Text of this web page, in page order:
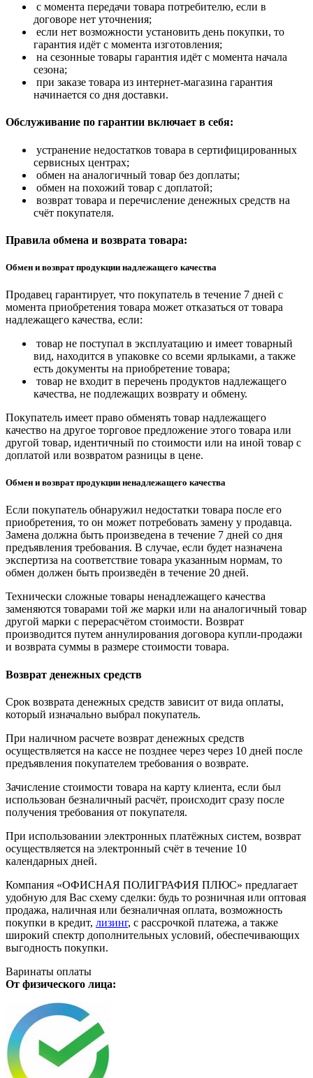
с момента передачи товара потребителю, если в
договоре нет уточнения;
если нет возможности установить день покупки, то
гарантия идёт с момента изготовления;
на сезонные товары гарантия идёт с момента начала
сезона;
при заказе товара из интернет-магазина гарантия
начинается со дня доставки.
Обслуживание по гарантии включает в себя:
устранение недостатков товара в сертифицированных
сервисных центрах;
обмен на аналогичный товар без доплаты;
обмен на похожий товар с доплатой;
возврат товара и перечисление денежных средств на
счёт покупателя.
Правила обмена и возврата товара:
Обмен и возврат продукции надлежащего качества
Продавец гарантирует, что покупатель в течение 7 дней с
момента приобретения товара может отказаться от товара
надлежащего качества, если:
товар не поступал в эксплуатацию и имеет товарный
вид, находится в упаковке со всеми ярлыками, а также
есть документы на приобретение товара;
товар не входит в перечень продуктов надлежащего
качества, не подлежащих возврату и обмену.
Покупатель имеет право обменять товар надлежащего
качество на другое торговое предложение этого товара или
другой товар, идентичный по стоимости или на иной товар с
доплатой или возвратом разницы в цене.
Обмен и возврат продукции ненадлежащего качества
Если покупатель обнаружил недостатки товара после его
приобретения, то он может потребовать замену у продавца.
Замена должна быть произведена в течение 7 дней со дня
предъявления требования. В случае, если будет назначена
экспертиза на соответствие товара указанным нормам, то
обмен должен быть произведён в течение 20 дней.
Технически сложные товары ненадлежащего качества
заменяются товарами той же марки или на аналогичный товар
другой марки с перерасчётом стоимости. Возврат
производится путем аннулирования договора купли-продажи
и возврата суммы в размере стоимости товара.
Возврат денежных средств
Срок возврата денежных средств зависит от вида оплаты,
который изначально выбрал покупатель.
При наличном расчете возврат денежных средств
осуществляется на кассе не позднее через через 10 дней после
предъявления покупателем требования о возврате.
Зачисление стоимости товара на карту клиента, если был
использован безналичный расчёт, происходит сразу после
получения требования от покупателя.
При использовании электронных платёжных систем, возврат
осуществляется на электронный счёт в течение 10
календарных дней.
Компания «ОФИСНАЯ ПОЛИГРАФИЯ ПЛЮС» предлагает
удобную для Вас схему сделки: будь то розничная или оптовая
продажа, наличная или безналичная оплата, возможность
покупки в кредит, лизинг, с рассрочкой платежа, а также
широкий спектр дополнительных условий, обеспечивающих
выгодность покупки.
Варинаты оплаты
От физического лица: